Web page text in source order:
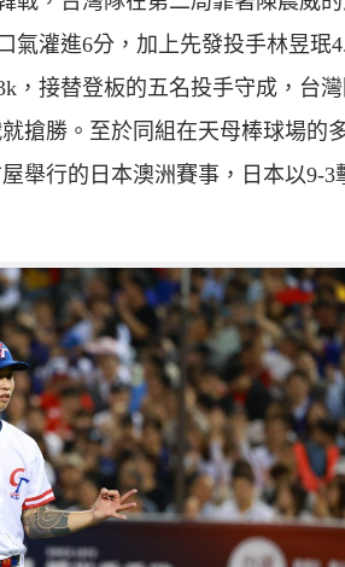
氣灌進6分，加上先發投手林昱珉
，接替登板的五名投手守成，台
搶勝。至於同組在天母棒球場的
舉行的日本澳洲賽事，日本以9-3